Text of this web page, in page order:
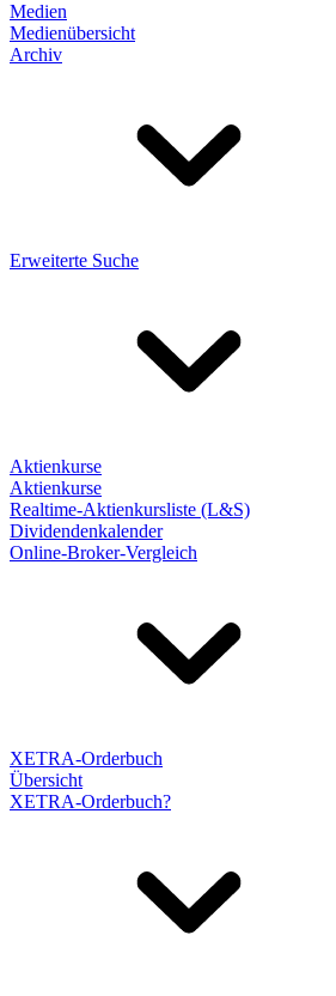
Medien
Medienübersicht
Archiv
Erweiterte Suche
Aktienkurse
Aktienkurse
Realtime-Aktienkursliste (L&S)
Dividendenkalender
Online-Broker-Vergleich
XETRA-Orderbuch
Übersicht
XETRA-Orderbuch?